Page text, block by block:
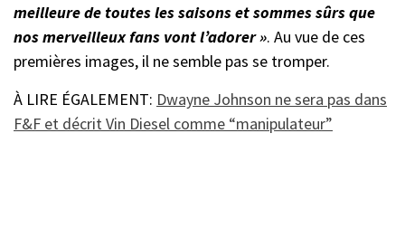
meilleure de toutes les saisons et sommes sûrs que
nos merveilleux fans vont l’adorer ». Au vue de ces
premières images, il ne semble pas se tromper.
À LIRE ÉGALEMENT: Dwayne Johnson ne sera pas dans
F&F et décrit Vin Diesel comme “manipulateur”